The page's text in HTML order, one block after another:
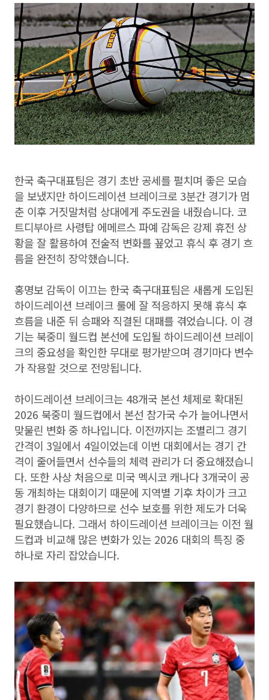
한국 축구대표팀은 경기 초반 공세를 펼치며 좋은 모습
을 보냈지만 하이드레이션 브레이크로 3분간 경기가 멈
춘 이후 거짓말처럼 상대에게 주도권을 내줬습니다. 코
트디부아르 사령탑 에메르스 파예 감독은 강제 휴전 상
황을 잘 활용하여 전술적 변화를 꾶었고 휴식 후 경기 흐
름을 완전히 장악했습니다.
홍명보 감독이 이끄는 한국 축구대표팀은 새롭게 도입된
하이드레이션 브레이크 룰에 잘 적응하지 못해 휴식 후
흐름을 내준 뒤 승패와 직결된 대패를 겪었습니다. 이 경
기는 북중미 월드컵 본선에 도입될 하이드레이션 브레이
크의 중요성을 확인한 무대로 평가받으며 경기마다 변수
가 작용할 것으로 전망됩니다.
하이드레이션 브레이크는 48개국 본선 체제로 확대된
2026 북중미 월드컵에서 본선 참가국 수가 늘어나면서
맞물린 변화 중 하나입니다. 이전까지는 조별리그 경기
간격이 3일에서 4일이었는데 이번 대회에서는 경기 간
격이 줄어들면서 선수들의 체력 관리가 더 중요해졌습니
다. 또한 사상 처음으로 미국 멕시코 캐나다 3개국이 공
동 개최하는 대회이기 때문에 지역별 기후 차이가 크고
경기 환경이 다양하므로 선수 보호를 위한 제도가 더욱
필요했습니다. 그래서 하이드레이션 브레이크는 이전 월
드컵과 비교해 많은 변화가 있는 2026 대회의 특징 중
하나로 자리 잡았습니다.